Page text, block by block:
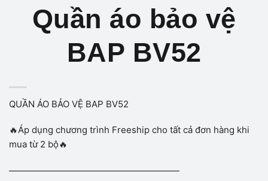
Quần áo bảo vệ
BAP BV52
QUẦN ÁO BẢO VỆ BAP BV52
🔥Áp dụng chương trình Freeship cho tất cả đơn hàng khi
mua từ 2 bộ🔥
———————————————————